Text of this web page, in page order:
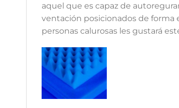
aquel que es capaz de
ventación posicionados de forma
personas calurosas les gustará